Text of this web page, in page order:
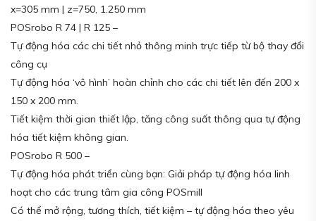
x=305 mm | z=750, 1.250 mm
POSrobo R 74 | R 125 –
Tự động hóa các chi tiết nhỏ thông minh trực tiếp từ bộ thay đổi
công cụ
Tự động hóa ‘vô hình’ hoàn chỉnh cho các chi tiết lên đến 200 x
150 x 200 mm.
Tiết kiệm thời gian thiết lập, tăng công suất thông qua tự động
hóa tiết kiệm không gian.
POSrobo R 500 –
Tự động hóa phát triển cùng bạn: Giải pháp tự động hóa linh
hoạt cho các trung tâm gia công POSmill
Có thể mở rộng, tương thích, tiết kiệm – tự động hóa theo yêu